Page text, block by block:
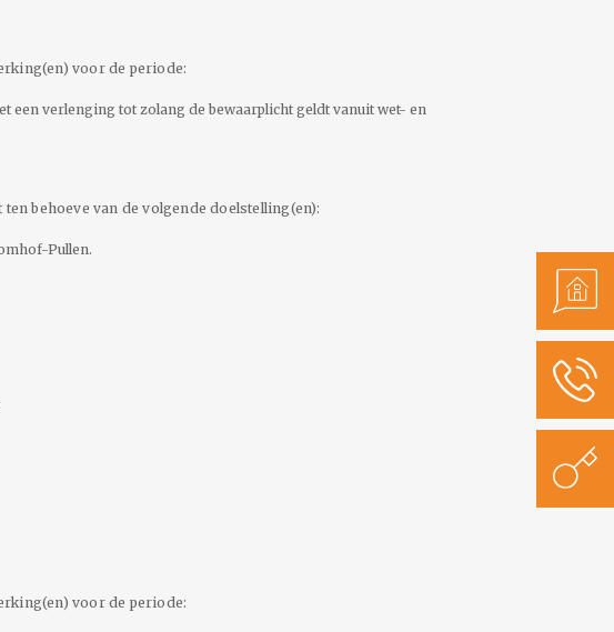
voor de periode:
een verlenging tot zolang de bewaarplicht geldt vanuit wet- en
behoeve van de volgende doelstelling(en):
Pullen.
voor de periode: